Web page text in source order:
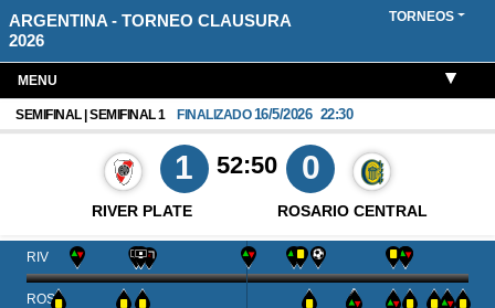
ARGENTINA - TORNEO CLAUSURA
2026
TORNEOS
MENU
SEMIFINAL | SEMIFINAL 1 FINALIZADO 16/5/2026 22:30
RIVER PLATE
1 52:50 0
ROSARIO CENTRAL
RIV
ROS